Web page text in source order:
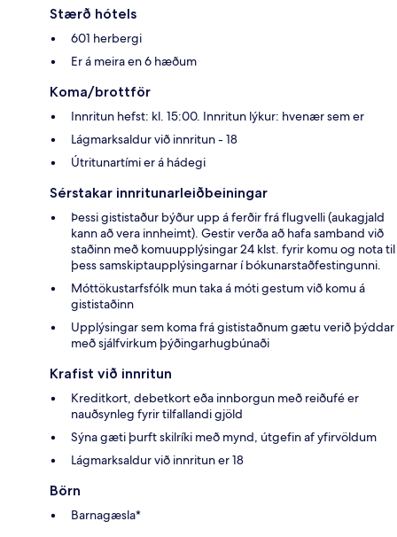
Stærð hótels
601 herbergi
Er á meira en 6 hæðum
Koma/brottför
Innritun hefst: kl. 15:00. Innritun lýkur: hvenær sem er
Lágmarksaldur við innritun - 18
Útritunartími er á hádegi
Sérstakar innritunarleiðbeiningar
Þessi gististaður býður upp á ferðir frá flugvelli (aukagjald
kann að vera innheimt). Gestir verða að hafa samband við
staðinn með komuupplýsingar 24 klst. fyrir komu og nota til
þess samskiptaupplýsingarnar í bókunarstaðfestingunni.
Móttökustarfsfólk mun taka á móti gestum við komu á
gististaðinn
Upplýsingar sem koma frá gististaðnum gætu verið þýddar
með sjálfvirkum þýðingarhugbúnaði
Krafist við innritun
Kreditkort, debetkort eða innborgun með reiðufé er
nauðsynleg fyrir tilfallandi gjöld
Sýna gæti þurft skilríki með mynd, útgefin af yfirvöldum
Lágmarksaldur við innritun er 18
Börn
Barnagæsla*